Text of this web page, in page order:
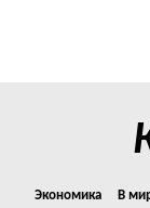
Политика
Экономика В